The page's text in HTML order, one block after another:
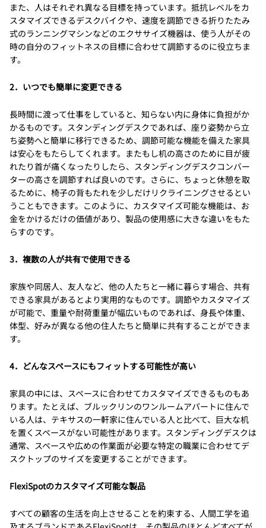
また、人はそれぞれ異なる目標を持っています。抵抗レベルをカ
スタマイズできるデスクバイクや、速度を調節できる折りたたみ
式のランニングマシンなどのエクササイズ機器は、使う人がその
時の自分のフィットネスの目標に合わせて調節するのに役立ちま
す。
2．いつでも簡単に変更できる
長時間に渡って仕事をしていると、知らない内に身体に負担がか
かるものです。スタンディングデスクであれば、座り姿勢から立
ち姿勢へと簡単に移行できるため、調節可能な機能を備えた家具
は安心をもたらしてくれます。またもし机の高さのために目が疲
れたり首が痛くなったりしたら、スタンディングデスクコンバー
ターの高さを調節すれば良いのです。さらに、ちょっと休憩を取
るために、椅子の背もたれを少しだけリクライニングさせるとい
うこともできます。このように、カスタマイズ可能な機能は、お
金をかけるだけの価値があり、製品の使用感に大きな違いをもた
らすのです。
3．複数の人が共有で使用できる
家族や同居人、友人など、他の人たちと一緒に暮らす場合、共有
できる家具があるとより実用的なものです。調節やカスタマイズ
が可能で、重量や耐荷重量が幅広いものであれば、身長や体重、
体型、好みが異なる他の住人たちと簡単に共有することができま
す。
4．どんなスペースにもフィットする可能性が高い
家具の中には、スペースに合わせてカスタマイズできるものもあ
ります。たとえば、ブルックリンのワンルームアパートに住んで
いる人は、テキサスの一軒家に住んでいる人と比べて、巨大な机
を置くスペースがない可能性があります。スタンディングデスクは
通常、スペースや広めの作業面が必要な特定の職業に合わせてデ
スクトップのサイズを変更することができます。
FlexiSpotのカスタマイズ可能な製品
すべての顧客の生活を向上させることを約束する、人間工学を追